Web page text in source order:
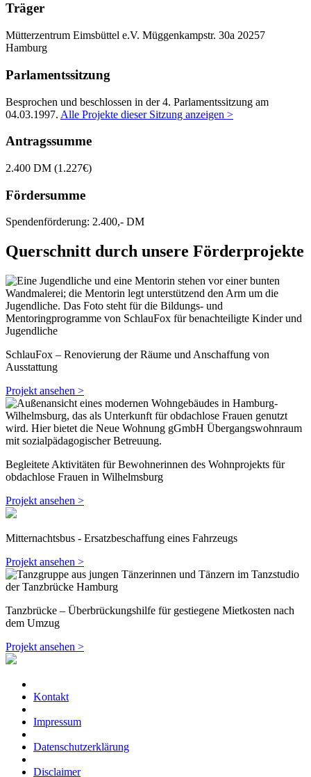
Träger
Mütterzentrum Eimsbüttel e.V. Müggenkampstr. 30a 20257
Hamburg
Parlamentssitzung
Besprochen und beschlossen in der 4. Parlamentssitzung am
04.03.1997. Alle Projekte dieser Sitzung anzeigen >
Antragssumme
2.400 DM (1.227€)
Fördersumme
Spendenförderung: 2.400,- DM
Querschnitt durch unsere Förderprojekte
SchlauFox – Renovierung der Räume und Anschaffung von
Ausstattung
Projekt ansehen >
Begleitete Aktivitäten für Bewohnerinnen des Wohnprojekts für
obdachlose Frauen in Wilhelmsburg
Projekt ansehen >
Mitternachtsbus - Ersatzbeschaffung eines Fahrzeugs
Projekt ansehen >
Tanzbrücke – Überbrückungshilfe für gestiegene Mietkosten nach
dem Umzug
Projekt ansehen >
Kontakt
Impressum
Datenschutzerklärung
Disclaimer